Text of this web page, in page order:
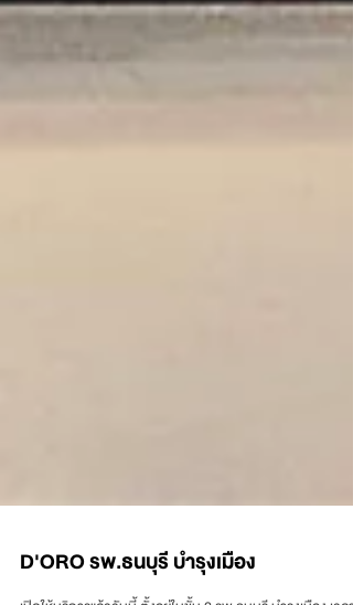
D'ORO รพ.ธนบุรี บำรุงเมือง